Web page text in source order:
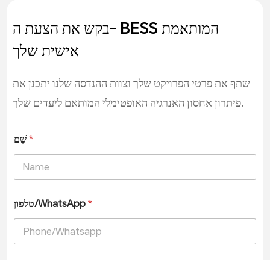
בקש את הצעת ה- BESS המותאמת
אישית שלך
שתף את פרטי הפרויקט שלך וצוות ההנדסה שלנו יתכנן את
פיתרון אחסון האנרגיה האופטימלי המותאם ליעדים שלך.
שֵׁם*
טלפון/WhatsApp*